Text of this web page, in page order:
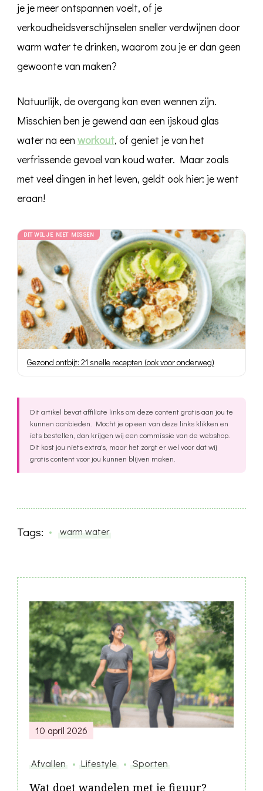
je je meer ontspannen voelt, of je
verkoudheidsverschijnselen sneller verdwijnen door
warm water te drinken, waarom zou je er dan geen
gewoonte van maken?
Natuurlijk, de overgang kan even wennen zijn.
Misschien ben je gewend aan een ijskoud glas
water na een workout, of geniet je van het
verfrissende gevoel van koud water. Maar zoals
met veel dingen in het leven, geldt ook hier: je went
eraan!
DIT WIL JE NIET MISSEN
Gezond ontbijt: 21 snelle recepten (ook voor onderweg)
Dit artikel bevat affiliate links om deze content gratis aan jou te
kunnen aanbieden. Mocht je op een van deze links klikken en
iets bestellen, dan krijgen wij een commissie van de webshop.
Dit kost jou niets extra's, maar het zorgt er wel voor dat wij
gratis content voor jou kunnen blijven maken.
Tags: warm water
Post
Navigation
10 april 2026
Afvallen Lifestyle Sporten
Wat doet wandelen met je figuur?